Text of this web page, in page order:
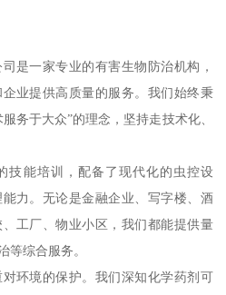
是一家专业的有害生物防治机构，
业提供高质量的服务。我们始终秉
务于大众”的理念，坚持走技术化、
技能培训，配备了现代化的虫控设
力。无论是金融企业、写字楼、酒
工厂、物业小区，我们都能提供量
等综合服务。
环境的保护。我们深知化学药剂可